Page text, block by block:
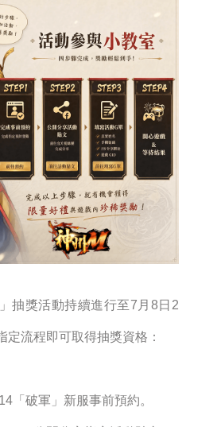
抽獎活動持續進行至7月8日2
定流程即可取得抽獎資格：
「破軍」新服事前預約。